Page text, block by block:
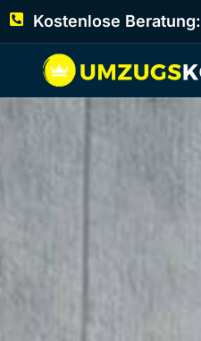
Kostenlose Beratung: